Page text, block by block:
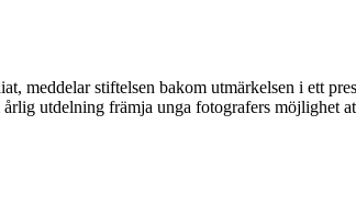
stiftelsen bakom utmärkelsen i ett
utdelning främja unga fotografers